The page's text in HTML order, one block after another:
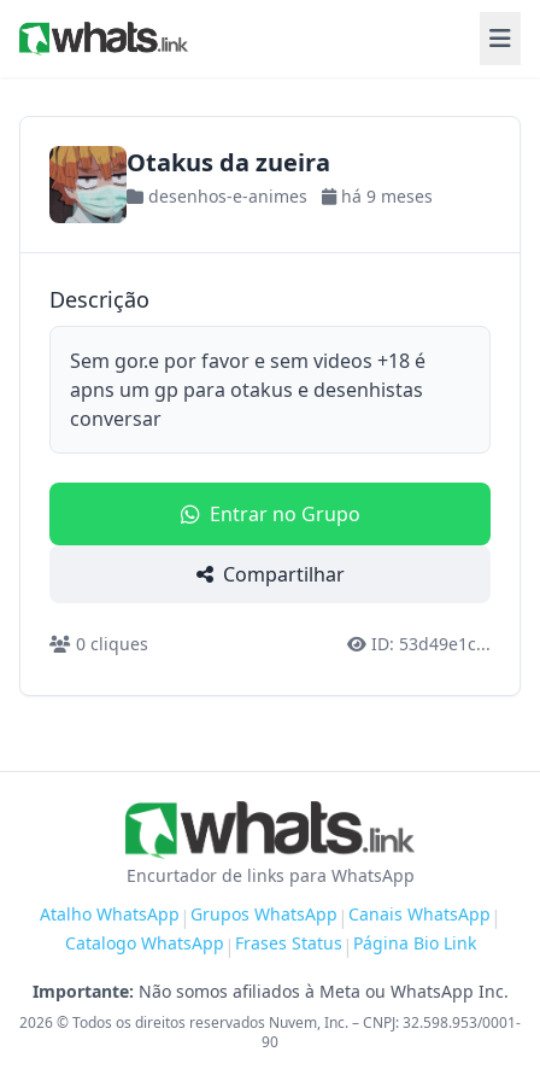
Otakus da zueira
desenhos-e-animes há 9 meses
Descrição
Sem gor.e por favor e sem videos +18 é
apns um gp para otakus e desenhistas
conversar
Entrar no Grupo
Compartilhar
0 cliques ID: 53d49e1c...
Encurtador de links para WhatsApp
Atalho WhatsApp | Grupos WhatsApp | Canais WhatsApp |
Catalogo WhatsApp | Frases Status | Página Bio Link
Importante: Não somos afiliados à Meta ou WhatsApp Inc.
2026© Todos os direitos reservados Nuvem, Inc. – CNPJ: 32.598.953/0001-
90